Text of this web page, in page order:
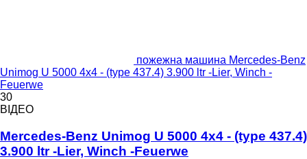
пожежна машина Mercedes-Benz
Unimog U 5000 4x4 - (type 437.4) 3.900 ltr -Lier, Winch -
Feuerwe
30
ВІДЕО
Mercedes-Benz Unimog U 5000 4x4 - (type 437.4)
3.900 ltr -Lier, Winch -Feuerwe